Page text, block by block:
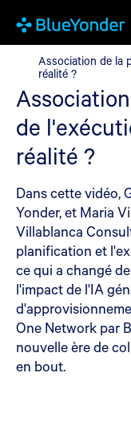
Association de la
Association de la
réalité ?
de
réalité ?
Dans cette vidéo,
Yonder, et Maria
Villablanca
planification et
ce qui a changé
l'impact de l'IA
One Network par
nouvelle ère de
en bout.